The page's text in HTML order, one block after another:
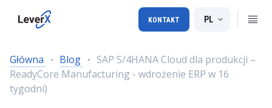
PL
KONTAKT
Główna Blog
SAP S/4HANA Cloud dla produkcji –
ReadyCore Manufacturing - wdrożenie ERP w 16
tygodni)